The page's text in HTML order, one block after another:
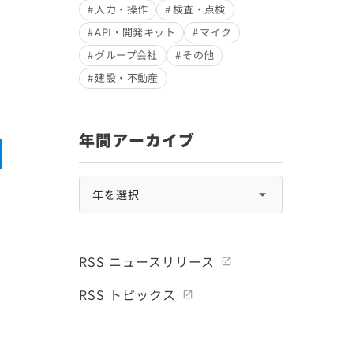
入力・操作
検査・点検
API・開発キット
マイク
グループ会社
その他
建設・不動産
年間アーカイブ
RSS ニュースリリース
RSS トピックス